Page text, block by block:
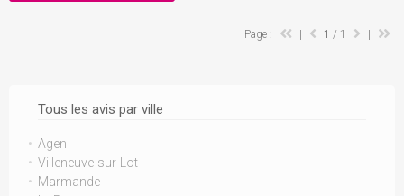
Tous les avis par ville
Agen
Villeneuve-sur-Lot
Marmande
Page : 1 / 1